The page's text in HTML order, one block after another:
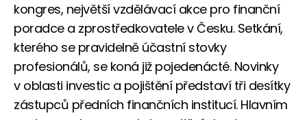
kongres, největší vzdělávací akce pro finanční
poradce a zprostředkovatele v Česku. Setkání,
kterého se pravidelně účastní stovky
profesionálů, se koná již pojedenácté. Novinky
v oblasti investic a pojištění představí tři desítky
zástupců předních finančních institucí. Hlavním